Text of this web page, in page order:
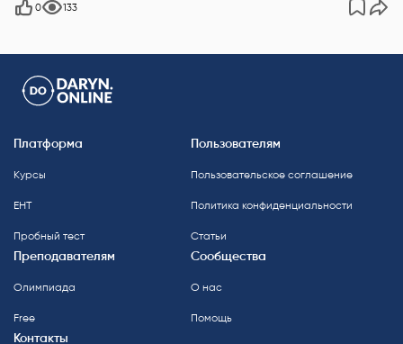
0 133
Платформа
Курсы
ЕНТ
Пробный тест
Пользователям
Пользовательское соглашение
Политика конфиденциальности
Статьи
Преподавателям
Олимпиада
Free
Сообщества
О нас
Помощь
Контакты